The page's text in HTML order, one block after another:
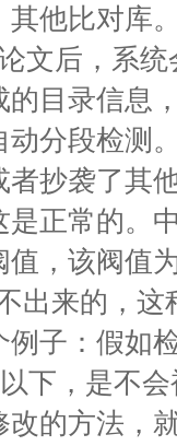
他比对库
文后，系
目录信息
分段检测
抄袭了其
正常的。
，该阀值
出来的，
子：假如
下，是不
的方法，